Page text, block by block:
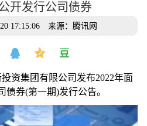
开发行公司债券
17:15:06 来源：腾讯网
资集团有限公司发布2022年面
债券(第一期)发行公告。